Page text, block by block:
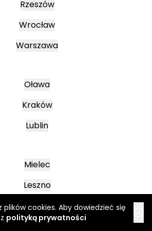
plików cookies. Aby dowiedzieć się
polityką prywatności
Rzeszów
Wrocław
Warszawa
Oława
Kraków
Lublin
Mielec
Leszno
Poznań